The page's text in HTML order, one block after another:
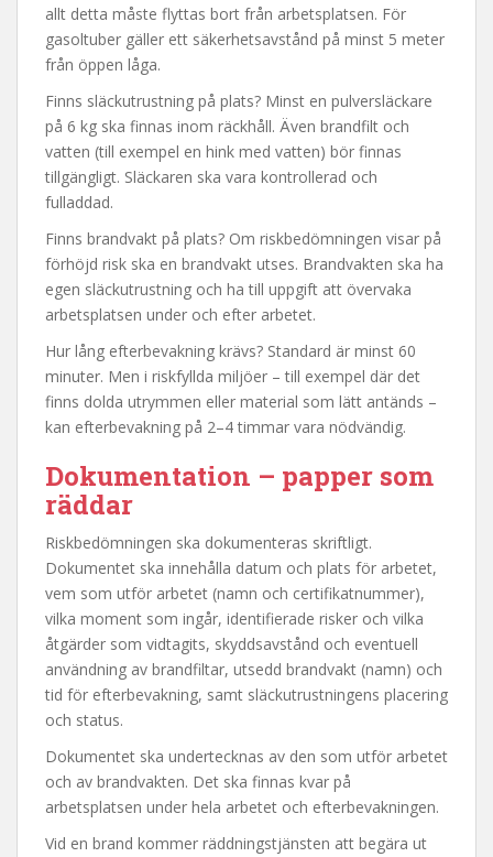
allt detta måste flyttas bort från arbetsplatsen. För
gasoltuber gäller ett säkerhetsavstånd på minst 5 meter
från öppen låga.
Finns släckutrustning på plats? Minst en pulversläckare
på 6 kg ska finnas inom räckhåll. Även brandfilt och
vatten (till exempel en hink med vatten) bör finnas
tillgängligt. Släckaren ska vara kontrollerad och
fulladdad.
Finns brandvakt på plats? Om riskbedömningen visar på
förhöjd risk ska en brandvakt utses. Brandvakten ska ha
egen släckutrustning och ha till uppgift att övervaka
arbetsplatsen under och efter arbetet.
Hur lång efterbevakning krävs? Standard är minst 60
minuter. Men i riskfyllda miljöer – till exempel där det
finns dolda utrymmen eller material som lätt antänds –
kan efterbevakning på 2–4 timmar vara nödvändig.
Dokumentation – papper som
räddar
Riskbedömningen ska dokumenteras skriftligt.
Dokumentet ska innehålla datum och plats för arbetet,
vem som utför arbetet (namn och certifikatnummer),
vilka moment som ingår, identifierade risker och vilka
åtgärder som vidtagits, skyddsavstånd och eventuell
användning av brandfiltar, utsedd brandvakt (namn) och
tid för efterbevakning, samt släckutrustningens placering
och status.
Dokumentet ska undertecknas av den som utför arbetet
och av brandvakten. Det ska finnas kvar på
arbetsplatsen under hela arbetet och efterbevakningen.
Vid en brand kommer räddningstjänsten att begära ut